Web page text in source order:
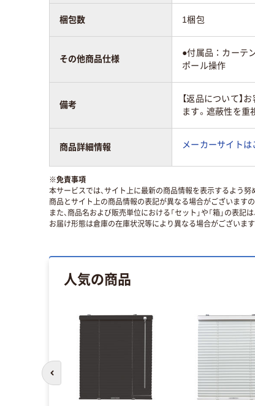
梱包数 1梱包
その他商品仕様
●付属品：カーテ
ポール操作
備考
【返品について
ます。遮蔽性を重
商品詳細情報 メーカーサイトは
※免責事項
本サービスでは、サイト上に最新の商品情報を表示するよう努
商品とサイト上の商品情報の表記が異なる場合がございます
また、商品名および販売単位における「セット」や「箱」の表
お届け形態は倉庫の在庫状況等により異なる場合がございます
人気の商品
前のスライドへ